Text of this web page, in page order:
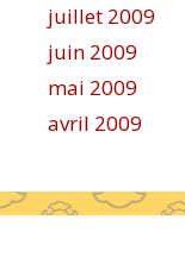
juillet 2009
juin 2009
mai 2009
avril 2009